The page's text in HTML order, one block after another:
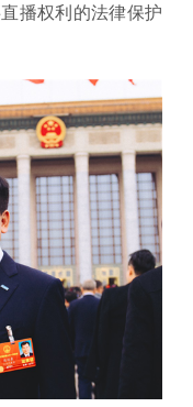
播权利的法律保护